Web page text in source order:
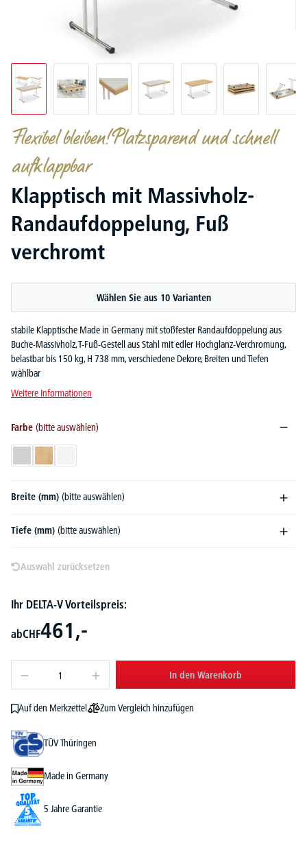
Flexibel bleiben! Platzsparend und schnell
aufklappbar
Klapptisch mit Massivholz-
Randaufdoppelung, Fuß
verchromt
Wählen Sie aus 10 Varianten
stabile Klapptische Made in Germany mit stoßfester Randaufdoppelung aus
Buche-Massivholz, T-Fuß-Gestell aus Stahl mit edler Hochglanz-Verchromung,
belastbar bis 150 kg, H 738 mm, verschiedene Dekore, Breiten und Tiefen
wählbar
Weitere Informationen
Farbe (bitte auswählen)
Breite (mm) (bitte auswählen)
Tiefe (mm) (bitte auswählen)
Auswahl zurücksetzen
Ihr DELTA-V Vorteilspreis:
abCHF461,-
In den Warenkorb
Auf den Merkzettel Zum Vergleich hinzufügen
TÜV Thüringen
Made in Germany
5 Jahre Garantie